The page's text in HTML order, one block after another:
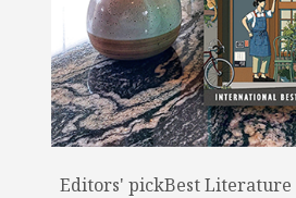
Editors' pickBest Literature